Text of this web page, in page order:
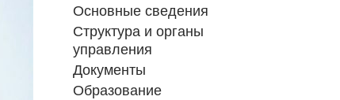
Основные сведения
Структура и органы
управления
Документы
Образование